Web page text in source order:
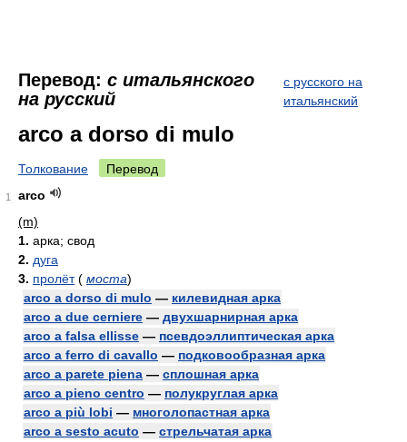
Перевод: с итальянского
на русский
с русского на
итальянский
arco a dorso di mulo
Толкование Перевод
1
arco
(m)
1. арка; свод
2. дуга
3. пролёт ( моста)
arco a dorso di mulo — килевидная арка
arco a due cerniere — двухшарнирная арка
arco a falsa ellisse — псевдоэллиптическая арка
arco a ferro di cavallo — подковообразная арка
arco a parete piena — сплошная арка
arco a pieno centro — полукруглая арка
arco a più lobi — многолопастная арка
arco a sesto acuto — стрельчатая арка